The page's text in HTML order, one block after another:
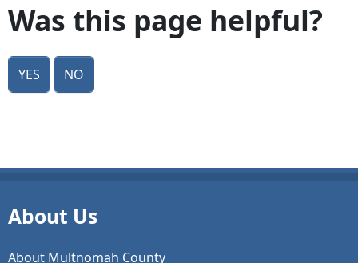
Was this page helpful?
Yes No
About Us
About Multnomah County